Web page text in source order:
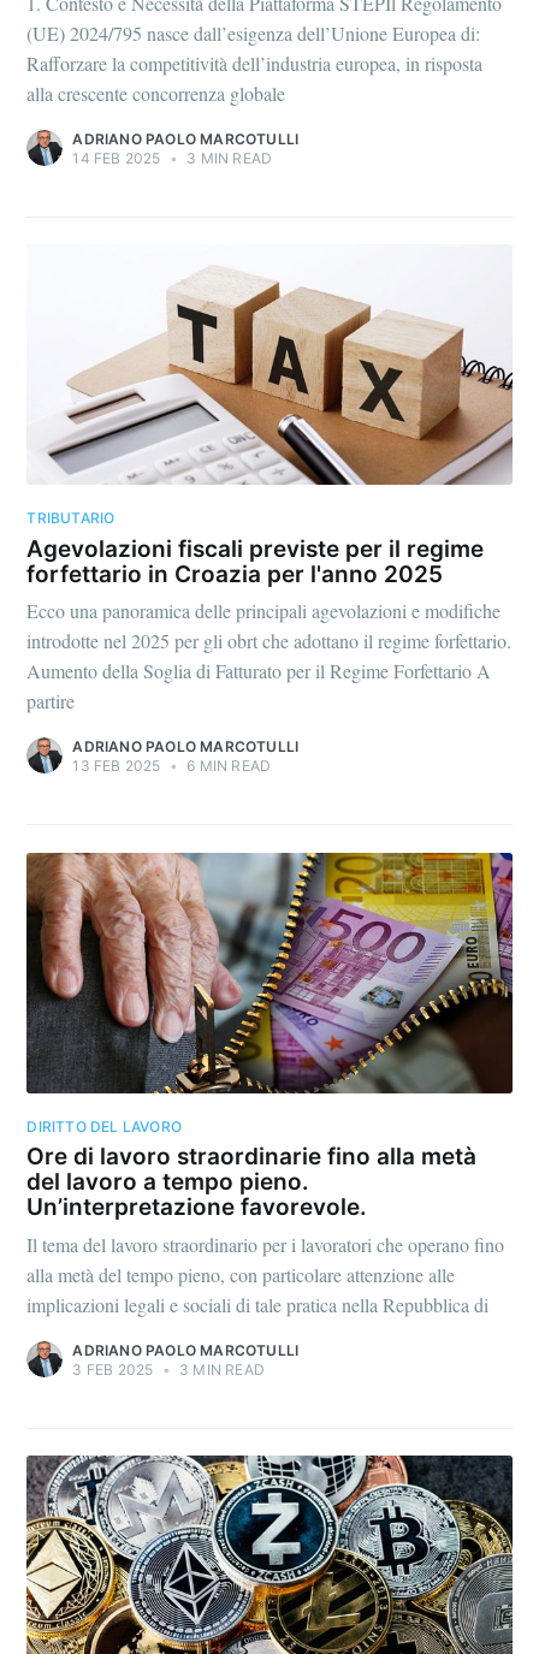
(UE) 2024/795 nasce dall’esigenza dell’Unione Europea di:
Rafforzare la competitività dell’industria europea, in risposta
alla crescente concorrenza globale
ADRIANO PAOLO MARCOTULLI
14 FEB 2025 • 3 MIN READ
TRIBUTARIO
Agevolazioni fiscali previste per il regime
forfettario in Croazia per l'anno 2025
Ecco una panoramica delle principali agevolazioni e modifiche
introdotte nel 2025 per gli obrt che adottano il regime forfettario.
Aumento della Soglia di Fatturato per il Regime Forfettario A
partire
ADRIANO PAOLO MARCOTULLI
13 FEB 2025 • 6 MIN READ
DIRITTO DEL LAVORO
Ore di lavoro straordinarie fino alla metà
del lavoro a tempo pieno.
Un’interpretazione favorevole.
Il tema del lavoro straordinario per i lavoratori che operano fino
alla metà del tempo pieno, con particolare attenzione alle
implicazioni legali e sociali di tale pratica nella Repubblica di
ADRIANO PAOLO MARCOTULLI
3 FEB 2025 • 3 MIN READ